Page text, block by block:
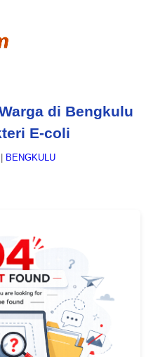
di Bengkulu
E-coli
BENGKULU